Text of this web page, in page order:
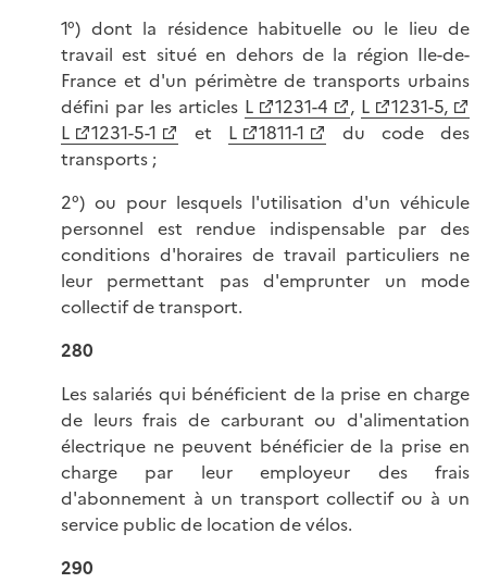
1°) dont la résidence habituelle ou le lieu de
travail est situé en dehors de la région Ile-de-
France et d'un périmètre de transports urbains
défini par les articles L 1231-4 , L
1231-5,
L
1231-5-1 et L 1811-1
du code des
transports ;
2°) ou pour lesquels l'utilisation d'un véhicule
personnel est rendue indispensable par des
conditions d'horaires de travail particuliers ne
leur permettant pas d'emprunter un mode
collectif de transport.
280
Les salariés qui bénéficient de la prise en charge
de leurs frais de carburant ou d'alimentation
électrique ne peuvent bénéficier de la prise en
charge par leur employeur des frais
d'abonnement à un transport collectif ou à un
service public de location de vélos.
290